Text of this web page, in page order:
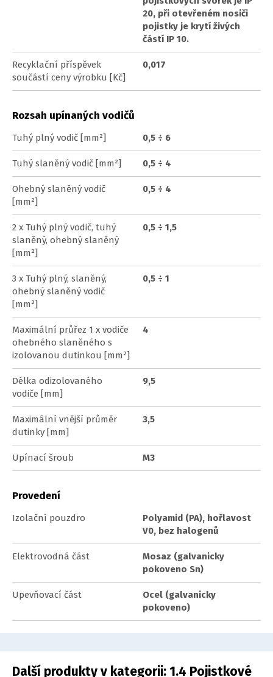
20, při otevřeném nosiči
pojistky je krytí živých
částí IP 10.
Recyklační příspěvek
součástí ceny výrobku [Kč]
0,017
Rozsah upínaných vodičů
Tuhý plný vodič [mm²] 0,5 ÷ 6
Tuhý slaněný vodič [mm²] 0,5 ÷ 4
Ohebný slaněný vodič
[mm²]
0,5 ÷ 4
2 x Tuhý plný vodič, tuhý
slaněný, ohebný slaněný
[mm²]
0,5 ÷ 1,5
3 x Tuhý plný, slaněný,
ohebný slaněný vodič
[mm²]
0,5 ÷ 1
Maximální průřez 1 x vodiče
ohebného slaněného s
izolovanou dutinkou [mm²]
4
Délka odizolovaného
vodiče [mm]
9,5
Maximální vnější průměr
dutinky [mm]
3,5
Upínací šroub M3
Provedení
Izolační pouzdro
Polyamid (PA), hořlavost
V0, bez halogenů
Elektrovodná část
Mosaz (galvanicky
pokoveno Sn)
Upevňovací část
Ocel (galvanicky
pokoveno)
Další produkty v kategorii:1.4 Pojistkové